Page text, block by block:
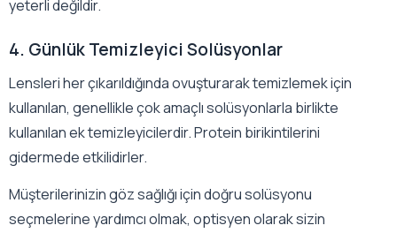
yeterli değildir.
4. Günlük Temizleyici Solüsyonlar
Lensleri her çıkarıldığında ovuşturarak temizlemek için
kullanılan, genellikle çok amaçlı solüsyonlarla birlikte
kullanılan ek temizleyicilerdir. Protein birikintilerini
gidermede etkilidirler.
Müşterilerinizin göz sağlığı için doğru solüsyonu
seçmelerine yardımcı olmak, optisyen olarak sizin